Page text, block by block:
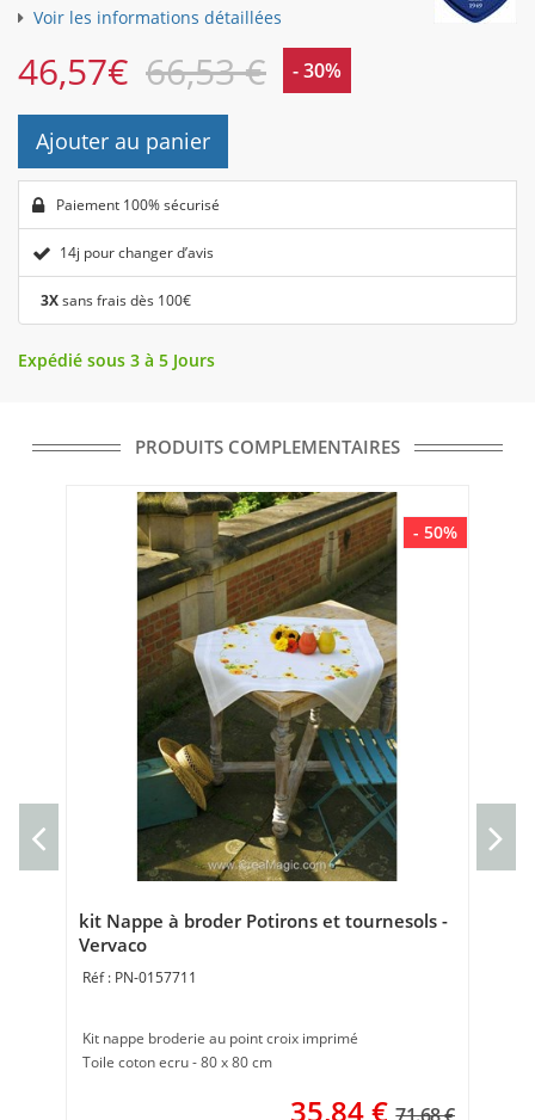
Voir les informations détaillées
46,57€ 66,53 € - 30%
Ajouter au panier
Paiement 100% sécurisé
14j pour changer d’avis
3Xsans frais dès 100€
Expédié sous 3 à 5 Jours
PRODUITS COMPLEMENTAIRES
- 50%
kit Nappe à broder Potirons et tournesols -
Vervaco
PN-0157711
Kit nappe broderie au point croix imprimé
Toile coton ecru - 80 x 80 cm
35,84€